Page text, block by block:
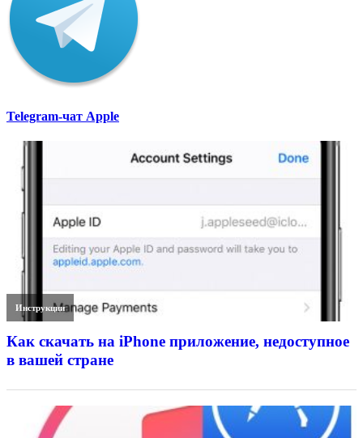
Telegram-чат Apple
Инструкции
Как скачать на iPhone приложение, недоступное
в вашей стране